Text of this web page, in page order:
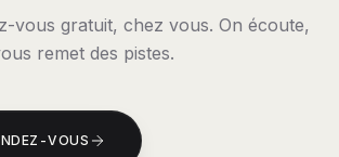
vous gratuit, chez vous. On écoute,
remet des pistes.
VOUS